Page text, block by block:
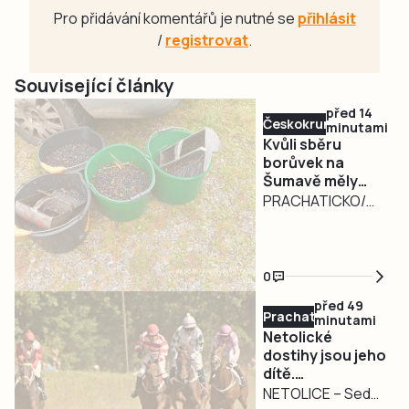
Pro přidávání komentářů je nutné se přihlásit
/registrovat.
Související články
Českokrumlovsko
před 14
minutami
Kvůli sběru
borůvek na
Šumavě měly
padnout i facky
PRACHATICKO/
kouření v lese a
nelegální sběr
borůvek, následně
konflikt snad osmi
osob. Tak zněly
prvotní informace,
které obdržela v
0
Prachaticko
před 49
minutami
Netolické
dostihy jsou jeho
dítě.
Osmdesátiletý
NETOLICE – Sedm